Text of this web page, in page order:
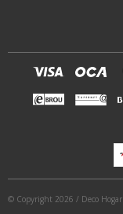
© Copyright 2026 / Deco Hogar